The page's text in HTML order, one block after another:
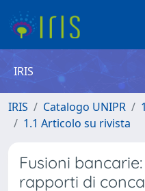
IRIS
IRIS Catalogo UNIPR
1.1 Articolo su rivista
Fusioni
rapporti di